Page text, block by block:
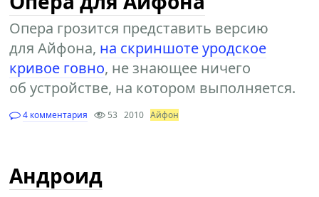
Опера грозится представить версию
для Айфона, на скриншоте уродское
кривое говно, не знающее ничего
об устройстве, на котором выполняется.
4 комментария 53 2010 Айфон
Андроид